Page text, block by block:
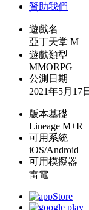
贊助我們
遊戲名
亞丁天堂 M
遊戲類型
MMORPG
公測日期
2021年5月17日
版本基礎
Lineage M+R
可用系統
iOS/Android
可用模擬器
雷電